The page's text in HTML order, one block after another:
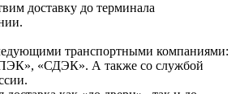
доставку до терминала
транспортными компаниями:
«СДЭК». А также со службой